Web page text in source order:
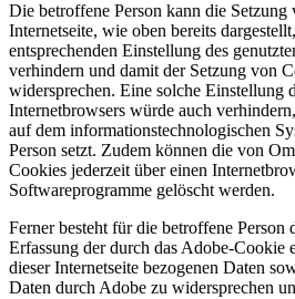
Die betroffene Person kann die Setzung
Internetseite, wie oben bereits
entsprechenden Einstellung des
verhindern und damit der Setzung von
widersprechen. Eine solche Einstellung
Internetbrowsers würde auch
auf dem informationstechnologischen
Person setzt. Zudem können die von
Cookies jederzeit über einen
Softwareprogramme gelöscht werden.
Ferner besteht für die betroffene
Erfassung der durch das Adobe-Cookie
dieser Internetseite bezogenen Daten
Daten durch Adobe zu widersprechen